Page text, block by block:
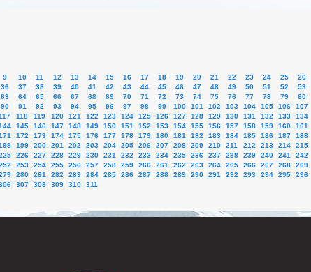
9 10 11 12 13 14 15 16 17 18 19 20 21 22 23 24 25
26
36 37 38 39 40 41 42 43 44 45 46 47 48 49 50 51 52
53
63 64 65 66 67 68 69 70 71 72 73 74 75 76 77 78 79
80
90 91 92 93 94 95 96 97 98 99 100 101 102 103 104 105 106
107
118 119 120 121 122 123 124 125 126 127 128 129 130 131 132 133
134
145 146 147 148 149 150 151 152 153 154 155 156 157 158 159 160
161
172 173 174 175 176 177 178 179 180 181 182 183 184 185 186 187
188
199 200 201 202 203 204 205 206 207 208 209 210 211 212 213 214
215
226 227 228 229 230 231 232 233 234 235 236 237 238 239 240 241
242
253 254 255 256 257 258 259 260 261 262 263 264 265 266 267 268
269
280 281 282 283 284 285 286 287 288 289 290 291 292 293 294 295
296
307 308 309 310 311